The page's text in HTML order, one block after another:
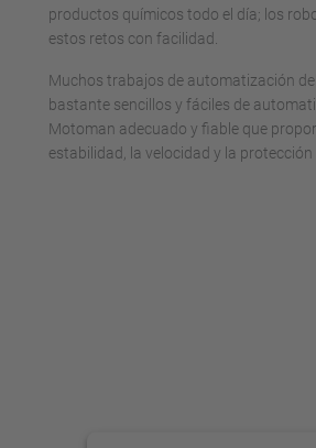
productos químicos todo el día; los
estos retos con facilidad.
Muchos trabajos de automatización
bastante sencillos y fáciles de
Motoman adecuado y fiable que
estabilidad, la velocidad y la protección